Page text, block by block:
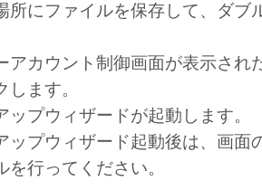
表示
「本ソフトウェア」に含まれる
ライセンサーの著作権表示を変
してはなりません。
否認・免責
フトウェア」は、『現状のまま
。キヤノン、キヤノンのライセ
所にファイルを保存して、ダブ
アカウント制御画面が表示され
します。
ップウィザードが起動します。
ップウィザード起動後は、画面
を行ってください。